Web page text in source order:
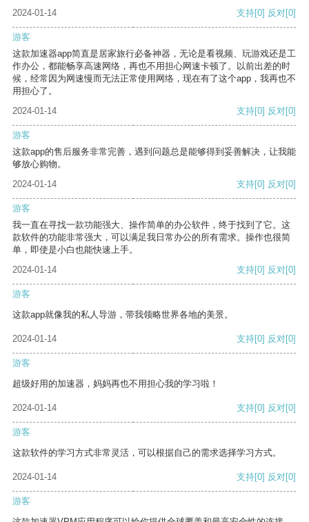
2024-01-14
支持[0] 反对[0]
游客
这款加速器app简直是居家旅行必备神器，无论是看视频、玩游戏还是工
作办公，都能畅享高速网络，再也不用担心网速卡顿了。以前出差的时
候，经常因为网速慢而无法正常使用网络，现在有了这个app，我再也不
用担心了。
2024-01-14
支持[0] 反对[0]
游客
这款app的售后服务非常完善，遇到问题总是能够得到妥善解决，让我能
够放心购物。
2024-01-14
支持[0] 反对[0]
游客
我一直在寻找一款功能强大、操作简单的办公软件，终于找到了它。这
款软件的功能非常强大，可以满足我日常办公的所有需求。操作也很简
单，即使是小白也能快速上手。
2024-01-14
支持[0] 反对[0]
游客
这款app就像我的私人导游，带我领略世界各地的美景。
2024-01-14 支持[0] 反对[0]
游客
超级好用的加速器，妈妈再也不用担心我的学习啦！
2024-01-14 支持[0] 反对[0]
游客
这款软件的学习方式非常灵活，可以根据自己的需求选择学习方式。
2024-01-14 支持[0] 反对[0]
游客